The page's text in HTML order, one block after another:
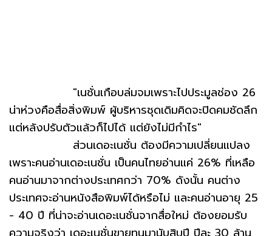
"เนชั่นเกือบล่มจมเพราะไปประมูลช่อง 26
น่าห่วงคือสื่อสิ่งพิมพ์ ผู้บริหารชุดเดิมคิดจะปิดคมชัดลึก
แต่หลังปรับตัวแล้วก็ไปได้ แต่ยังไม่มีกำไร"
ส่วนเดอะเนชั่น ต้องมีความเปลี่ยนแปลง
เพราะคนอ่านเดอะเนชั่น เป็นคนไทยอ่านแค่ 26% ที่เหลือ
คนอ่านมาจากต่างประเทศกว่า 70% ดังนั้น คนต่าง
ประเทศจะอ่านหนังสือพิมพ์ได้หรือไม่ และคนอ่านอายุ 25
- 40 ปี ที่น่าจะอ่านเดอะเนชั่นจากสื่อใหม่ ต้องยอมรับ